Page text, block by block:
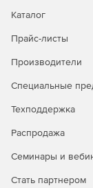
Каталог
Прайс-листы
Производители
Специальные
Техподдержка
Распродажа
Семинары и
Стать партнером